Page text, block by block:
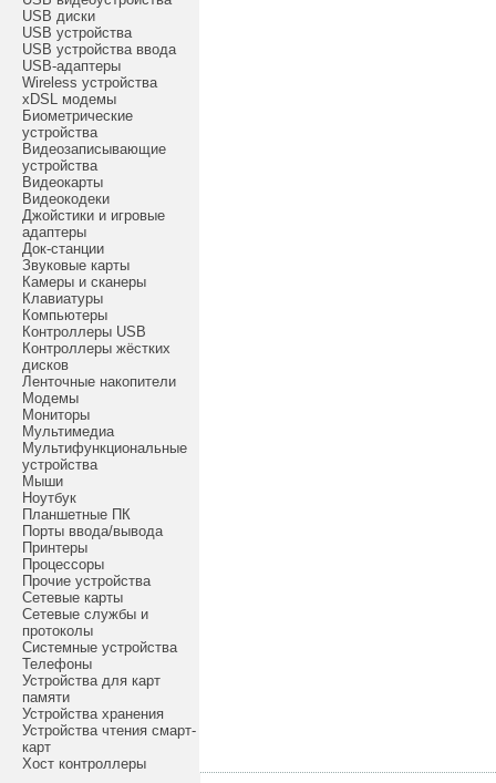
USB диски
USB устройства
USB устройства ввода
USB-адаптеры
Wireless устройства
xDSL модемы
Биометрические
устройства
Видеозаписывающие
устройства
Видеокарты
Видеокодеки
Джойстики и игровые
адаптеры
Док-станции
Звуковые карты
Камеры и сканеры
Клавиатуры
Компьютеры
Контроллеры USB
Контроллеры жёстких
дисков
Ленточные накопители
Модемы
Мониторы
Мультимедиа
Мультифункциональные
устройства
Мыши
Ноутбук
Планшетные ПК
Порты ввода/вывода
Принтеры
Процессоры
Прочие устройства
Сетевые карты
Сетевые службы и
протоколы
Системные устройства
Телефоны
Устройства для карт
памяти
Устройства хранения
Устройства чтения смарт-
карт
Хост контроллеры